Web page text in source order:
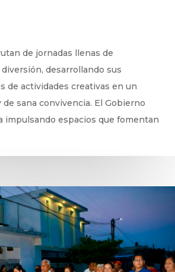
de jornadas llenas de
desarrollando sus
de actividades creativas en un
sana convivencia. El Gobierno
impulsando espacios que fomentan